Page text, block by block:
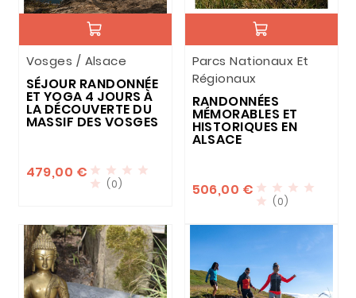
Vosges / Alsace
SÉJOUR RANDONNÉE
ET YOGA 4 JOURS À
LA DÉCOUVERTE DU
MASSIF DES VOSGES
479,00 €    
 (0)
Parcs Nationaux Et
Régionaux
RANDONNÉES
MÉMORABLES ET
HISTORIQUES EN
ALSACE
506,00 €    
 (0)